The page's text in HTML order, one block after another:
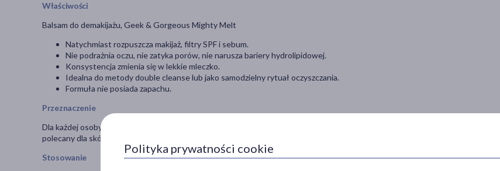
Właściwości
Balsam do demakijażu, Geek & Gorgeous Mighty Melt
Natychmiast rozpuszcza makijaż, filtry SPF i sebum.
Nie podrażnia oczu, nie zatyka porów, nie narusza bariery hydrolipidowej.
Konsystencja zmienia się w lekkie mleczko.
Idealna do metody double cleanse lub jako samodzielny rytuał oczyszczania.
Formuła nie posiada zapachu.
Przeznaczenie
Dla każdej osoby, która kocha świadomą pielęgnację, dba o mikrobiom skóry i chce wyglądać świeżo – bez wysiłku. Szczególnie
polecany dla skóry wrażliwej, skłonnej do zapychania lub po kuracjach dermatologicznych. Produkt bezpieczny dla kobiet w ciąży.
Stosowanie
Polityka prywatności cookie